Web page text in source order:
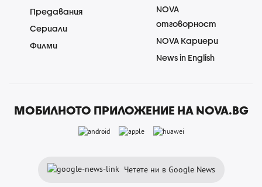
Предавания
Сериали
Филми
NOVA
отговорност
NOVA Кариери
News in English
МОБИЛНОТО ПРИЛОЖЕНИЕ НА NOVA.BG
Четете ни в Google News